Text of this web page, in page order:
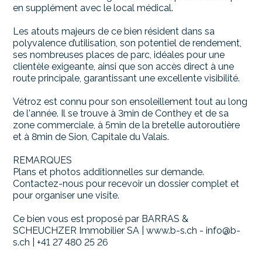
en supplément avec le local médical.
Les atouts majeurs de ce bien résident dans sa
polyvalence d’utilisation, son potentiel de rendement,
ses nombreuses places de parc, idéales pour une
clientèle exigeante, ainsi que son accès direct à une
route principale, garantissant une excellente visibilité.
Vétroz est connu pour son ensoleillement tout au long
de l'année. Il se trouve à 3min de Conthey et de sa
zone commerciale, à 5min de la bretelle autoroutière
et à 8min de Sion, Capitale du Valais.
REMARQUES
Plans et photos additionnelles sur demande.
Contactez-nous pour recevoir un dossier complet et
pour organiser une visite.
Ce bien vous est proposé par BARRAS &
SCHEUCHZER Immobilier SA | www.b-s.ch - info@b-
s.ch | +41 27 480 25 26